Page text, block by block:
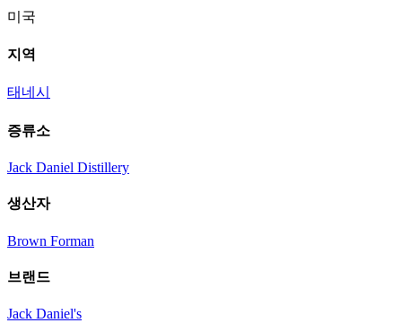
미국
지역
태네시
증류소
Jack Daniel Distillery
생산자
Brown Forman
브랜드
Jack Daniel's